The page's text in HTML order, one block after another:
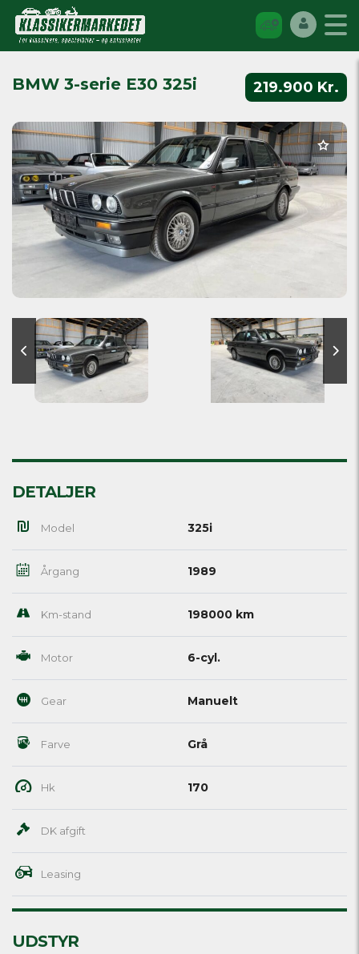
219.900 Kr.
BMW 3-serie E30 325i
DETALJER
Model 325i
Årgang 1989
Km-stand 198000 km
Motor 6-cyl.
Gear Manuelt
Farve Grå
Hk 170
DK afgift
Leasing
UDSTYR